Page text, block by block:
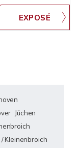
Jüchen
Kleinenbroich